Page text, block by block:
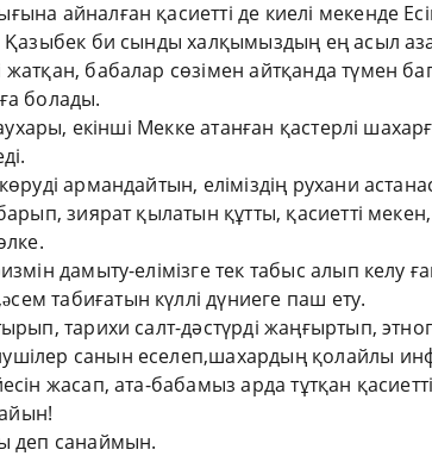
айналған қасиетті де киелі мекенде
Қазыбек би сынды халқымыздың ең асыл
бабалар сөзімен айтқанда түмен
болады.
екінші Мекке атанған қастерлі
армандайтын, еліміздің рухани
зиярат қылатын құтты, қасиетті
дамыту-елімізге тек табыс алып келу
табиғатын күллі дүниеге паш ету.
тарихи салт-дәстүрді жаңғыртып,
санын еселеп,шахардың қолайлы
жасап, ата-бабамыз арда тұтқан
деп санаймын.